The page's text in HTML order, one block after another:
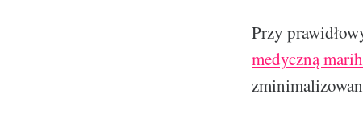
Przy
medyczną